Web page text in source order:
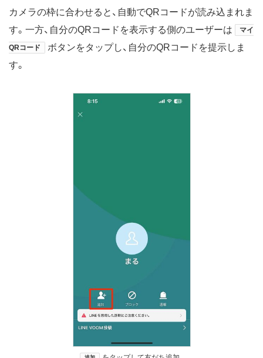
カメラの枠に合わせると、自動でQRコードが読み込まれま
す。一方、自分のQRコードを表示する側のユーザーは
マイ
QRコード
ボタンをタップし、自分のQRコードを提示しま
す。